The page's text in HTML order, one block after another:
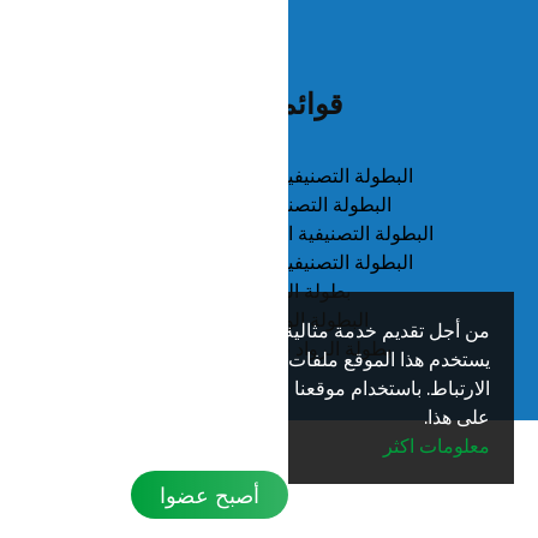
من أجل تقديم خدمة مثالية لك،
يستخدم هذا الموقع ملفات تعريف
الارتباط. باستخدام موقعنا فإنك توافق
على هذا.
معلومات اكثر
أصبح عضوا
قوائم القبول
البطولة التصنيفية الثالثة 14 سنة بنات
البطولة التصنيفية الثالثة سيدات
البطولة التصنيفية الثانية 8 - 9 - 10 سنوات
البطولة التصنيفية الثالثة 18 -14 سنة
بطولة الفرق 14 سنة
البطولة الوطنية السعودية
بطولة الرواد 35+ و 45+ 2025